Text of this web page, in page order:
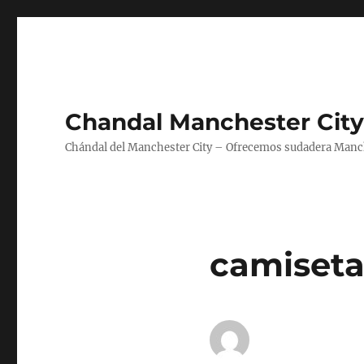
Chandal Manchester
Chándal del Manchester City – Ofrecemos sudadera